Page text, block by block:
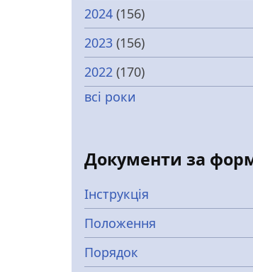
2024 (156)
2023 (156)
2022 (170)
всі роки
Документи за
Інструкція
Положення
Порядок